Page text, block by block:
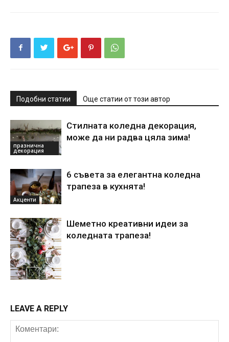
Подобни статии Още статии от този автор
празнична
декорация
Стилната коледна декорация,
може да ни радва цяла зима!
Акценти
6 съвета за елегантна коледна
трапеза в кухнята!
Шеметно креативни идеи за
коледната трапеза!
LEAVE A REPLY